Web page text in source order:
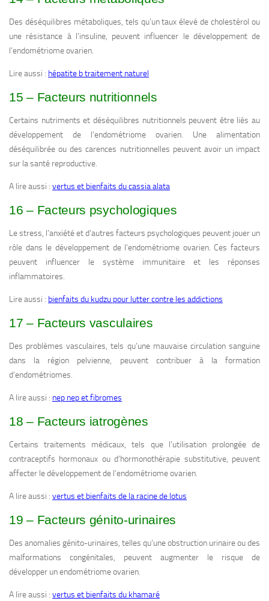
Des déséquilibres métaboliques, tels qu’un taux élevé de cholestérol ou
une résistance à l’insuline, peuvent influencer le développement de
l’endométriome ovarien.
Lire aussi : hépatite b traitement naturel
15 – Facteurs nutritionnels
Certains nutriments et déséquilibres nutritionnels peuvent être liés au
développement de l’endométriome ovarien. Une alimentation
déséquilibrée ou des carences nutritionnelles peuvent avoir un impact
sur la santé reproductive.
A lire aussi : vertus et bienfaits du cassia alata
16 – Facteurs psychologiques
Le stress, l’anxiété et d’autres facteurs psychologiques peuvent jouer un
rôle dans le développement de l’endométriome ovarien. Ces facteurs
peuvent influencer le système immunitaire et les réponses
inflammatoires.
Lire aussi : bienfaits du kudzu pour lutter contre les addictions
17 – Facteurs vasculaires
Des problèmes vasculaires, tels qu’une mauvaise circulation sanguine
dans la région pelvienne, peuvent contribuer à la formation
d’endométriomes.
A lire aussi : nep nep et fibromes
18 – Facteurs iatrogènes
Certains traitements médicaux, tels que l’utilisation prolongée de
contraceptifs hormonaux ou d’hormonothérapie substitutive, peuvent
affecter le développement de l’endométriome ovarien.
A lire aussi : vertus et bienfaits de la racine de lotus
19 – Facteurs génito-urinaires
Des anomalies génito-urinaires, telles qu’une obstruction urinaire ou des
malformations congénitales, peuvent augmenter le risque de
développer un endométriome ovarien.
A lire aussi : vertus et bienfaits du khamaré